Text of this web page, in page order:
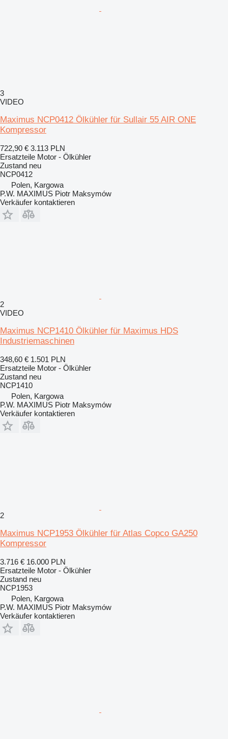
3
VIDEO
Maximus NCP0412 Ölkühler für Sullair 55 AIR ONE
Kompressor
722,90 € 3.113 PLN
Ersatzteile Motor - Ölkühler
Zustand neu
NCP0412
Polen, Kargowa
P.W. MAXIMUS Piotr Maksymów
Verkäufer kontaktieren
2
VIDEO
Maximus NCP1410 Ölkühler für Maximus HDS
Industriemaschinen
348,60 € 1.501 PLN
Ersatzteile Motor - Ölkühler
Zustand neu
NCP1410
Polen, Kargowa
P.W. MAXIMUS Piotr Maksymów
Verkäufer kontaktieren
2
Maximus NCP1953 Ölkühler für Atlas Copco GA250
Kompressor
3.716 € 16.000 PLN
Ersatzteile Motor - Ölkühler
Zustand neu
NCP1953
Polen, Kargowa
P.W. MAXIMUS Piotr Maksymów
Verkäufer kontaktieren